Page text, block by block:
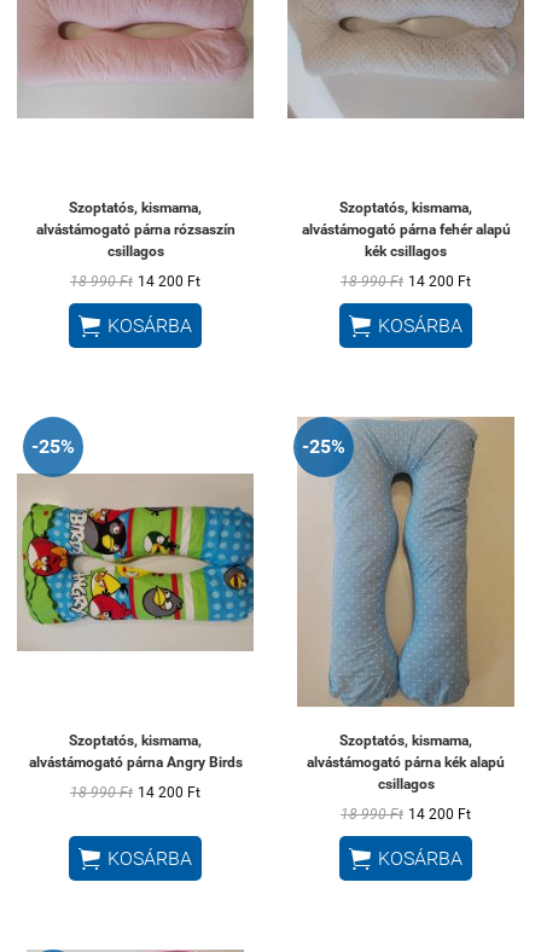
Szoptatós, kismama,
alvástámogató párna rózsaszín
csillagos
18 990 Ft 14 200 Ft
 KOSÁRBA
Szoptatós, kismama,
alvástámogató párna fehér alapú
kék csillagos
18 990 Ft 14 200 Ft
 KOSÁRBA
-25%
Szoptatós, kismama,
alvástámogató párna Angry Birds
18 990 Ft 14 200 Ft
 KOSÁRBA
-25%
Szoptatós, kismama,
alvástámogató párna kék alapú
csillagos
18 990 Ft 14 200 Ft
 KOSÁRBA